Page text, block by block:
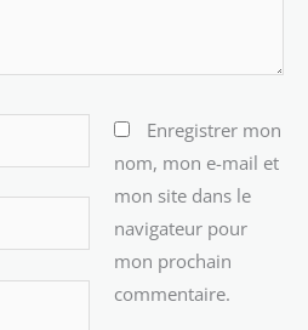
Enregistrer mon
nom, mon e-mail et
mon site dans le
navigateur pour
mon prochain
commentaire.